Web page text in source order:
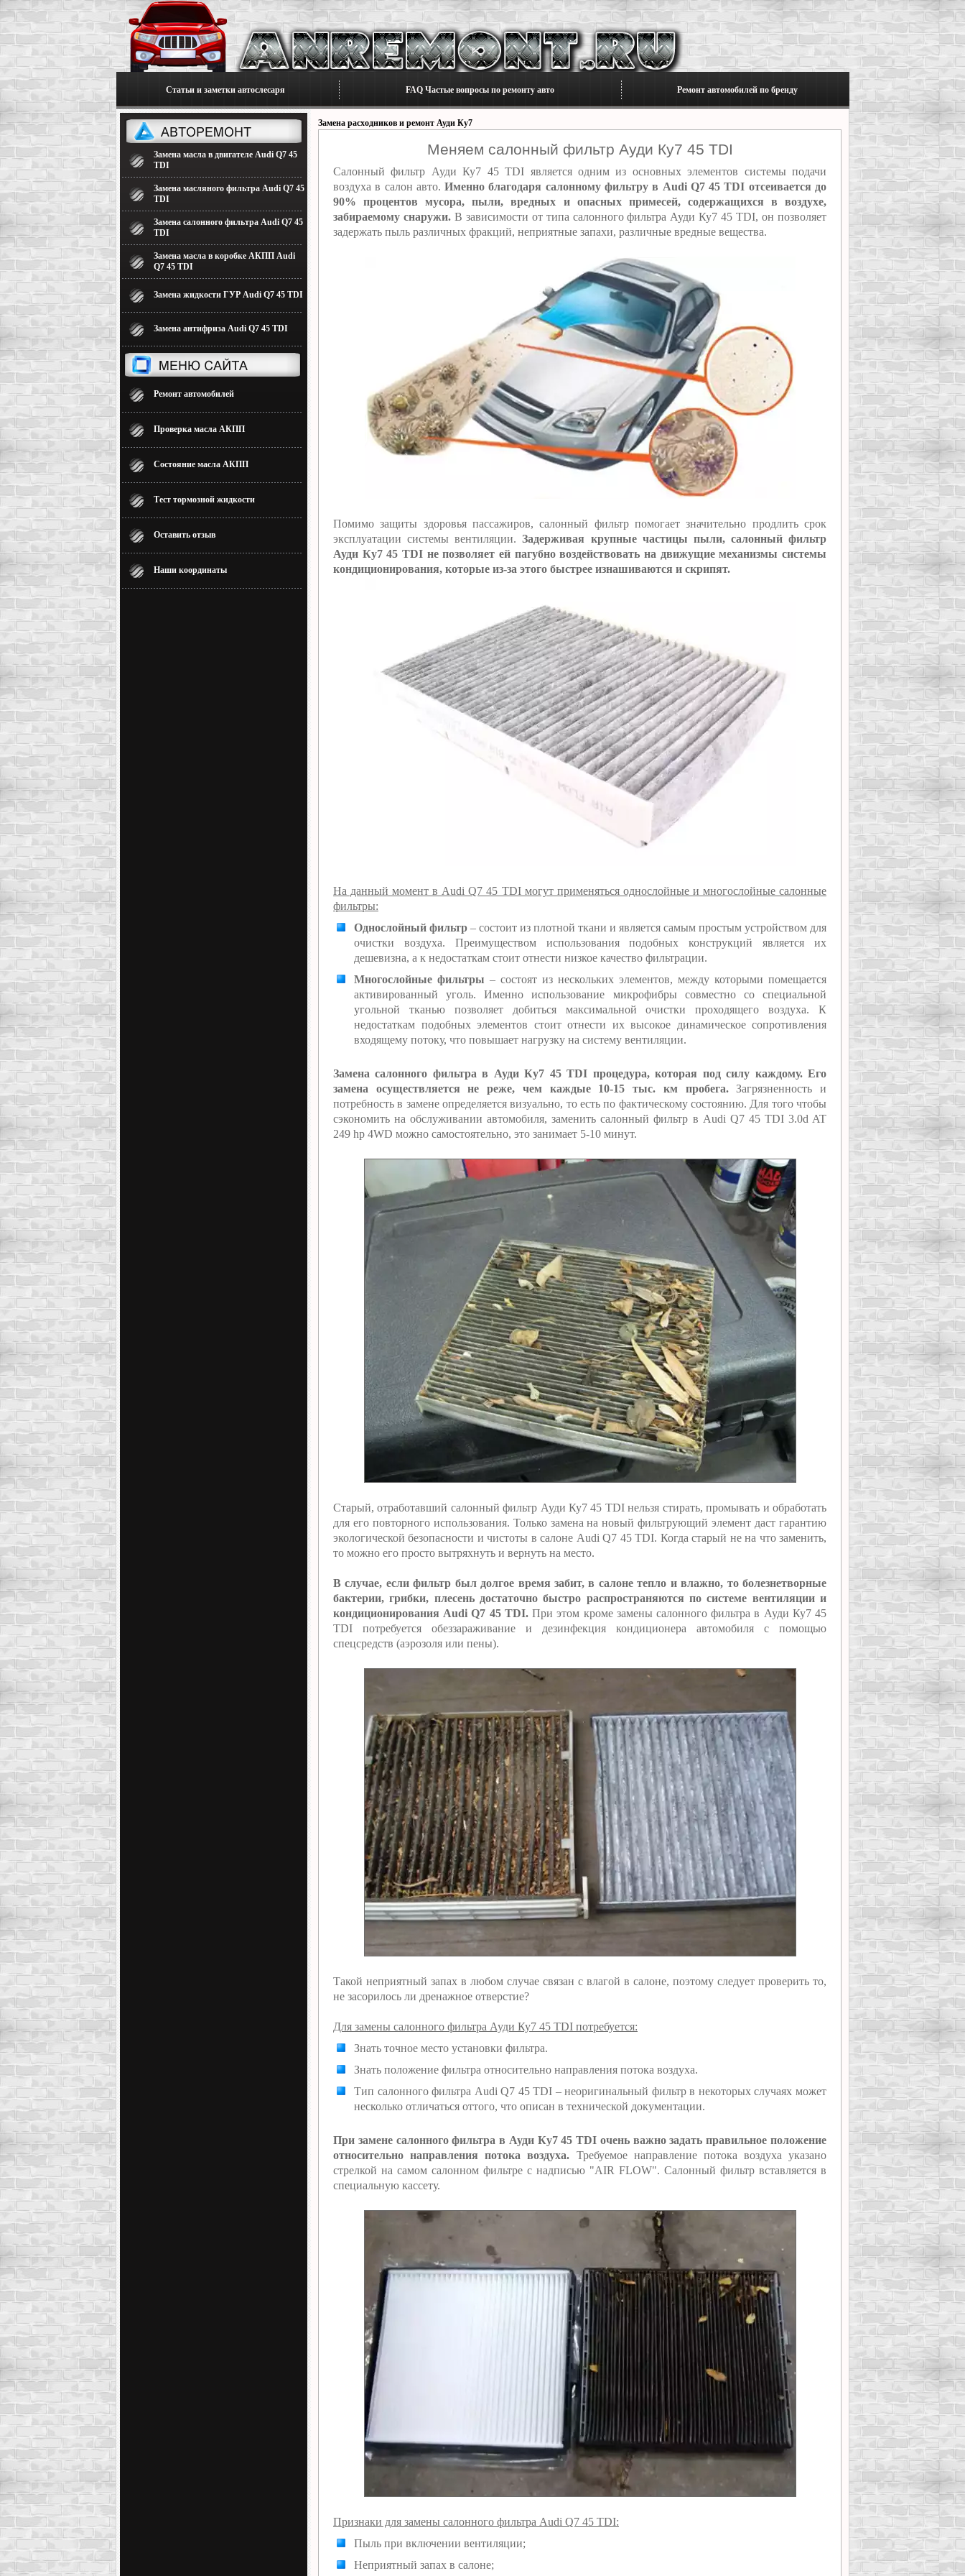
Статьи и заметки автослесаря FAQ Частые вопросы по ремонту авто Ремонт автомобилей по бренду
Замена масла в двигателе Audi Q7 45
TDI
Замена масляного фильтра Audi Q7 45
TDI
Замена салонного фильтра Audi Q7 45
TDI
Замена масла в коробке АКПП Audi
Q7 45 TDI
Замена жидкости ГУР Audi Q7 45 TDI
Замена антифриза Audi Q7 45 TDI
Ремонт автомобилей
Проверка масла АКПП
Состояние масла АКПП
Тест тормозной жидкости
Оставить отзыв
Наши координаты
Замена расходников и ремонт Ауди Ку7
Меняем салонный фильтр Ауди Ку7 45 TDI
Салонный фильтр Ауди Ку7 45 TDI является одним из основных элементов системы подачи
воздуха в салон авто.Именно благодаря салонному фильтру в Audi Q7 45 TDI отсеивается до
90% процентов мусора, пыли, вредных и опасных примесей, содержащихся в воздухе,
забираемому снаружи.В зависимости от типа салонного фильтра Ауди Ку7 45 TDI, он позволяет
задержать пыль различных фракций, неприятные запахи, различные вредные вещества.
Помимо защиты здоровья пассажиров, салонный фильтр помогает значительно продлить срок
эксплуатации системы вентиляции.Задерживая крупные частицы пыли, салонный фильтр
Ауди Ку7 45 TDI не позволяет ей пагубно воздействовать на движущие механизмы системы
кондиционирования, которые из-за этого быстрее изнашиваются и скрипят.
На данный момент в Audi Q7 45 TDI могут применяться однослойные и многослойные салонные
фильтры:
Однослойный фильтр – состоит из плотной ткани и является самым простым устройством для
очистки воздуха. Преимуществом использования подобных конструкций является их
дешевизна, а к недостаткам стоит отнести низкое качество фильтрации.
Многослойные фильтры – состоят из нескольких элементов, между которыми помещается
активированный уголь. Именно использование микрофибры совместно со специальной
угольной тканью позволяет добиться максимальной очистки проходящего воздуха. К
недостаткам подобных элементов стоит отнести их высокое динамическое сопротивления
входящему потоку, что повышает нагрузку на систему вентиляции.
Замена салонного фильтра в Ауди Ку7 45 TDI процедура, которая под силу каждому. Его
замена осуществляется не реже, чем каждые 10-15 тыс. км пробега.Загрязненность и
потребность в замене определяется визуально, то есть по фактическому состоянию. Для того чтобы
сэкономить на обслуживании автомобиля, заменить салонный фильтр в Audi Q7 45 TDI 3.0d AT
249 hp 4WD можно самостоятельно, это занимает 5-10 минут.
Старый, отработавший салонный фильтр Ауди Ку7 45 TDI нельзя стирать, промывать и обработать
для его повторного использования. Только замена на новый фильтрующий элемент даст гарантию
экологической безопасности и чистоты в салоне Audi Q7 45 TDI. Когда старый не на что заменить,
то можно его просто вытряхнуть и вернуть на место.
В случае, если фильтр был долгое время забит, в салоне тепло и влажно, то болезнетворные
бактерии, грибки, плесень достаточно быстро распространяются по системе вентиляции и
кондиционирования Audi Q7 45 TDI.При этом кроме замены салонного фильтра в Ауди Ку7 45
TDI потребуется обеззараживание и дезинфекция кондиционера автомобиля с помощью
спецсредств (аэрозоля или пены).
Такой неприятный запах в любом случае связан с влагой в салоне, поэтому следует проверить то,
не засорилось ли дренажное отверстие?
Для замены салонного фильтра Ауди Ку7 45 TDI потребуется:
Знать точное место установки фильтра.
Знать положение фильтра относительно направления потока воздуха.
Тип салонного фильтра Audi Q7 45 TDI – неоригинальный фильтр в некоторых случаях может
несколько отличаться оттого, что описан в технической документации.
При замене салонного фильтра в Ауди Ку7 45 TDI очень важно задать правильное положение
относительно направления потока воздуха. Требуемое направление потока воздуха указано
стрелкой на самом салонном фильтре с надписью "AIR FLOW". Салонный фильтр вставляется в
специальную кассету.
Признаки для замены салонного фильтра Audi Q7 45 TDI:
Пыль при включении вентиляции;
Неприятный запах в салоне;